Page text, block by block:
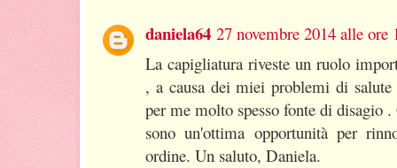
daniela64 27 novembre 2014 alle ore
La capigliatura riveste un ruolo
, a causa dei miei problemi di
per me molto spesso fonte di disagio
sono un'ottima opportunità per
ordine. Un saluto, Daniela.